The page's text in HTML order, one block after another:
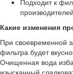
производителей
Какие изменения
При своевременной
фильтра будет
Очищенная вода
изысканный